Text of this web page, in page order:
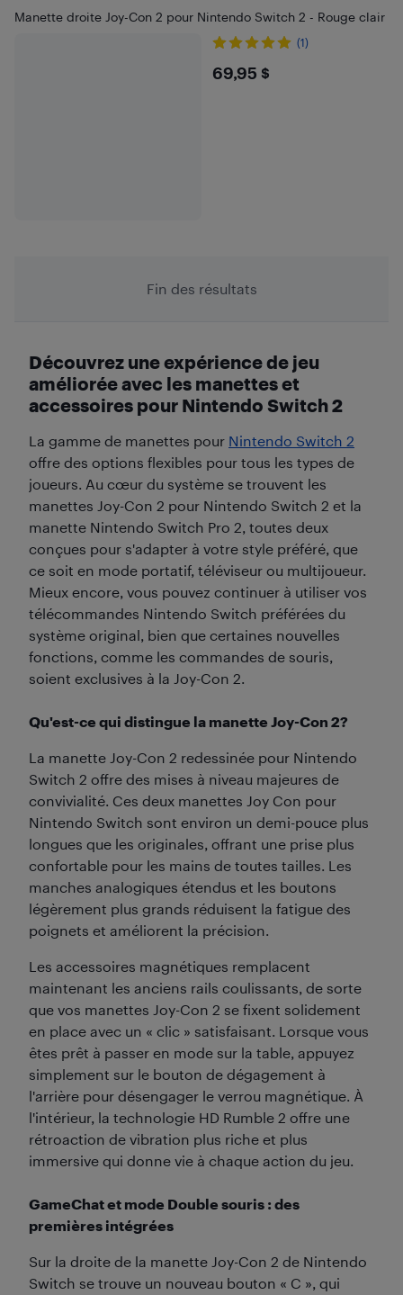
Manette droite Joy-Con 2 pour Nintendo Switch 2 - Rouge clair
(1)
$69.95
69,95 $
Fin des résultats
Découvrez une expérience de jeu
améliorée avec les manettes et
accessoires pour Nintendo Switch 2
La gamme de manettes pour Nintendo Switch 2
offre des options flexibles pour tous les types de
joueurs. Au cœur du système se trouvent les
manettes Joy-Con 2 pour Nintendo Switch 2 et la
manette Nintendo Switch Pro 2, toutes deux
conçues pour s'adapter à votre style préféré, que
ce soit en mode portatif, téléviseur ou multijoueur.
Mieux encore, vous pouvez continuer à utiliser vos
télécommandes Nintendo Switch préférées du
système original, bien que certaines nouvelles
fonctions, comme les commandes de souris,
soient exclusives à la Joy-Con 2.
Qu'est-ce qui distingue la manette Joy-Con 2?
La manette Joy-Con 2 redessinée pour Nintendo
Switch 2 offre des mises à niveau majeures de
convivialité. Ces deux manettes Joy Con pour
Nintendo Switch sont environ un demi-pouce plus
longues que les originales, offrant une prise plus
confortable pour les mains de toutes tailles. Les
manches analogiques étendus et les boutons
légèrement plus grands réduisent la fatigue des
poignets et améliorent la précision.
Les accessoires magnétiques remplacent
maintenant les anciens rails coulissants, de sorte
que vos manettes Joy-Con 2 se fixent solidement
en place avec un « clic » satisfaisant. Lorsque vous
êtes prêt à passer en mode sur la table, appuyez
simplement sur le bouton de dégagement à
l'arrière pour désengager le verrou magnétique. À
l'intérieur, la technologie HD Rumble 2 offre une
rétroaction de vibration plus riche et plus
immersive qui donne vie à chaque action du jeu.
GameChat et mode Double souris : des
premières intégrées
Sur la droite de la manette Joy-Con 2 de Nintendo
Switch se trouve un nouveau bouton « C », qui